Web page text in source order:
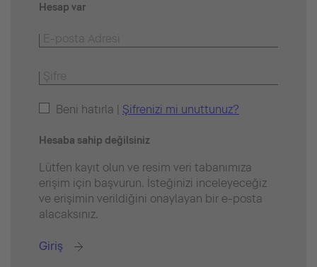
Hesap var
Beni hatırla | Şifrenizi mi unuttunuz?
Hesaba sahip değilsiniz
Lütfen kayıt olun ve resim veri tabanımıza
erişim için başvurun. İsteğinizi inceleyeceğiz
ve erişimin verildiğini onaylayan bir e-posta
alacaksınız.
Giriş